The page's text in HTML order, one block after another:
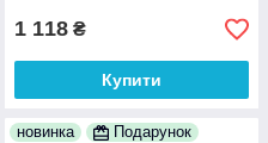
1 118 ₴
Купити
новинка Подарунок